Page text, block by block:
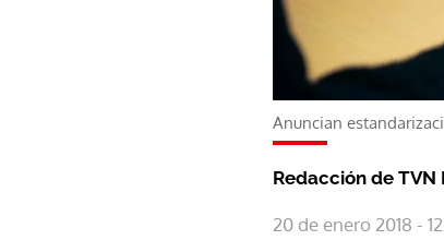
Anuncian
Redacción de TVN
20 de enero 2018 -